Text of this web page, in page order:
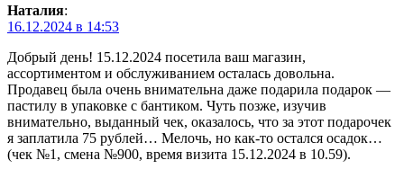
Наталия:
16.12.2024 в 14:53
Добрый день! 15.12.2024 посетила ваш магазин,
ассортиментом и обслуживанием осталась довольна.
Продавец была очень внимательна даже подарила подарок —
пастилу в упаковке с бантиком. Чуть позже, изучив
внимательно, выданный чек, оказалось, что за этот подарочек
я заплатила 75 рублей… Мелочь, но как-то остался осадок…
(чек №1, смена №900, время визита 15.12.2024 в 10.59).